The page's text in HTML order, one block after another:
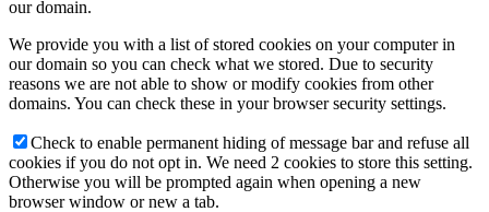
our domain.
We provide you with a list of stored cookies on your computer in
our domain so you can check what we stored. Due to security
reasons we are not able to show or modify cookies from other
domains. You can check these in your browser security settings.
Check to enable permanent hiding of message bar and refuse all
cookies if you do not opt in. We need 2 cookies to store this setting.
Otherwise you will be prompted again when opening a new
browser window or new a tab.